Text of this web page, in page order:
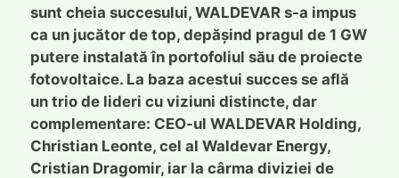
sunt cheia succesului, WALDEVAR s-a impus
ca un jucător de top, depășind pragul de 1 GW
putere instalată în portofoliul său de proiecte
fotovoltaice. La baza acestui succes se află
un trio de lideri cu viziuni distincte, dar
complementare: CEO-ul WALDEVAR Holding,
Christian Leonte, cel al Waldevar Energy,
Cristian Dragomir, iar la cârma diviziei de